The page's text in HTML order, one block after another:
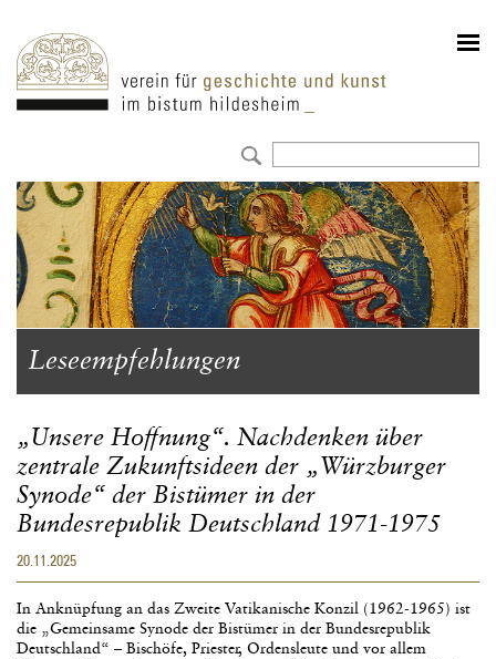
Leseempfehlungen
„Unsere Hoffnung“. Nachdenken über
zentrale Zukunftsideen der „Würzburger
Synode“ der Bistümer in der
Bundesrepublik Deutschland 1971-1975
20.11.2025
In Anknüpfung an das Zweite Vatikanische Konzil (1962-1965) ist
die „Gemeinsame Synode der Bistümer in der Bundesrepublik
Deutschland“ – Bischöfe, Priester, Ordensleute und vor allem